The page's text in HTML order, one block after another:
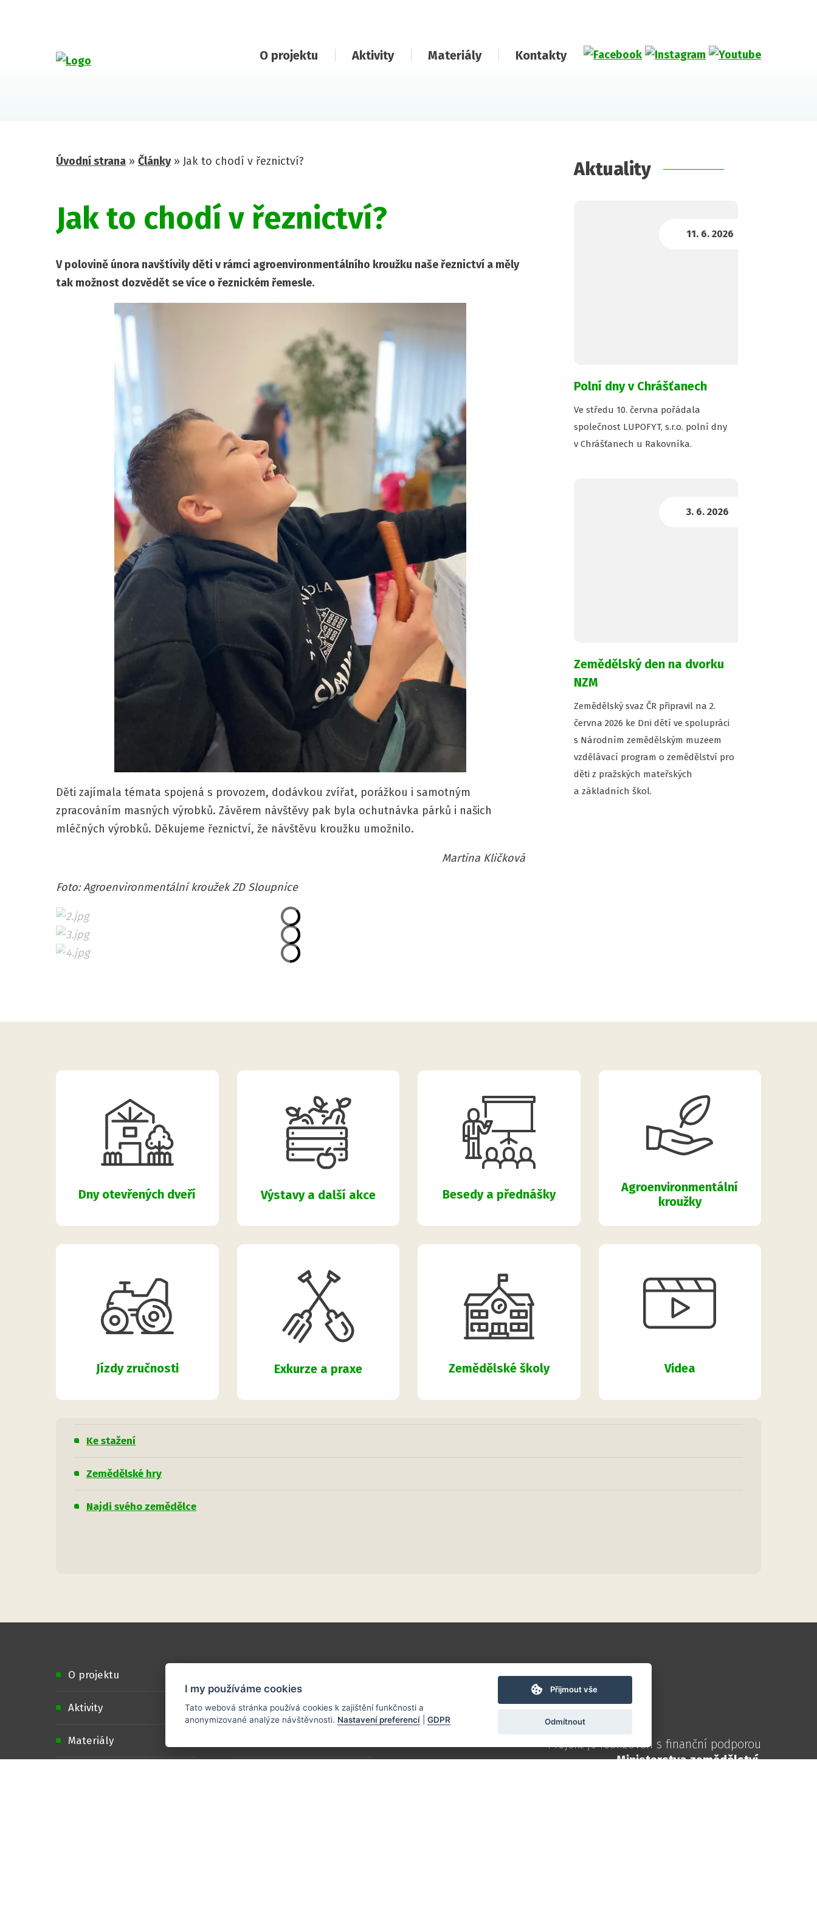
O projektu Aktivity Materiály Kontakty
Úvodní strana » Články» Jak to chodí v řeznictví?
Jak to chodí v řeznictví?
V polovině února navštívily děti v rámci agroenvironmentálního kroužku naše řeznictví a měly
tak možnost dozvědět se více o řeznickém řemesle.
Děti zajímala témata spojená s provozem, dodávkou zvířat, porážkou i samotným
zpracováním masných výrobků. Závěrem návštěvy pak byla ochutnávka párků i našich
mléčných výrobků. Děkujeme řeznictví, že návštěvu kroužku umožnilo.
Martina Kličková
Foto: Agroenvironmentální kroužek ZD Sloupnice
Aktuality
Polní dny v Chrášťanech
Ve středu 10. června pořádala
společnost LUPOFYT, s.r.o. polní dny
v Chrášťanech u Rakovníka.
Zemědělský den na dvorku
NZM
Zemědělský svaz ČR připravil na 2.
června 2026 ke Dni dětí ve spolupráci
s Národním zemědělským muzeem
vzdělávací program o zemědělství pro
děti z pražských mateřských
a základních škol.
Dny otevřených dveří Výstavy a další akce Besedy a přednášky
Agroenvironmentální
kroužky
Jízdy zručnosti Exkurze a praxe Zemědělské školy Videa
Ke stažení
Zemědělské hry
Najdi svého zemědělce
O projektu
Aktivity
Materiály
Podporují nás
Projekt je realizován s finanční podporou
Ministerstva zemědělství.
I my používáme cookies
Tato webová stránka používá cookies k zajištění funkčnosti a
anonymizované analýze návštěvnosti. Nastavení preferencí GDPR
Přijmout vše
Odmítnout